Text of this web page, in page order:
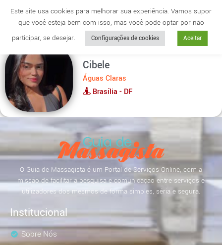
Cidade anuncie
Cibele
Águas Claras
Brasília - DF
O Guia de Massagista é um Portal de Serviços Online, com a
missão de facilitar a pesquisa e comunicação entre serviços e
utilizadores dos mesmos de forma simples, séria e segura.
Institucional
Sobre Nós
Este site usa cookies para melhorar sua experiência. Vamos supor
que você esteja bem com isso, mas você pode optar por não
participar, se desejar.
Configurações de cookies Aceitar